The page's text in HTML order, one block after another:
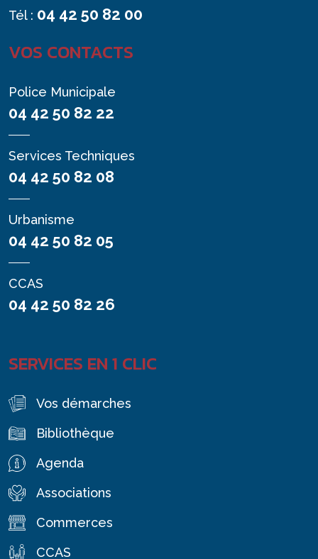
Tél : 04 42 50 82 00
VOS CONTACTS
Police Municipale
04 42 50 82 22
Services Techniques
04 42 50 82 08
Urbanisme
04 42 50 82 05
CCAS
04 42 50 82 26
SERVICES EN 1 CLIC
Vos démarches
Bibliothèque
Agenda
Associations
Commerces
CCAS